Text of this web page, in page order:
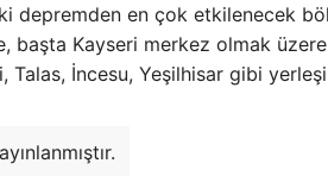
depremden en çok etkilenecek
başta Kayseri merkez olmak
İncesu, Yeşilhisar gibi